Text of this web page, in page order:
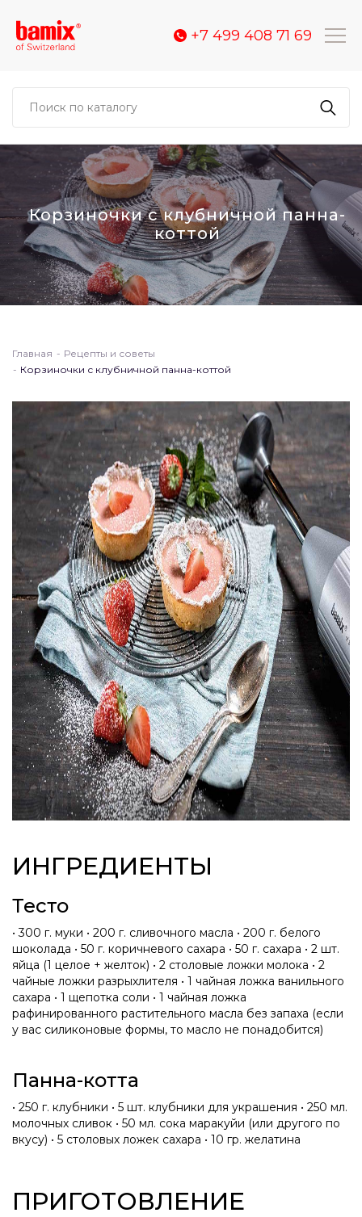
+7 499 408 71 69
Корзиночки с клубничной панна-
коттой
Главная
Рецепты и советы
Корзиночки с клубничной панна-коттой
ИНГРЕДИЕНТЫ
Тесто
• 300 г. муки • 200 г. сливочного масла • 200 г. белого
шоколада • 50 г. коричневого сахара • 50 г. сахара • 2 шт.
яйца (1 целое + желток) • 2 столовые ложки молока • 2
чайные ложки разрыхлителя • 1 чайная ложка ванильного
сахара • 1 щепотка соли • 1 чайная ложка
рафинированного растительного масла без запаха (если
у вас силиконовые формы, то масло не понадобится)
Панна-котта
• 250 г. клубники • 5 шт. клубники для украшения • 250 мл.
молочных сливок • 50 мл. сока маракуйи (или другого по
вкусу) • 5 столовых ложек сахара • 10 гр. желатина
ПРИГОТОВЛЕНИЕ